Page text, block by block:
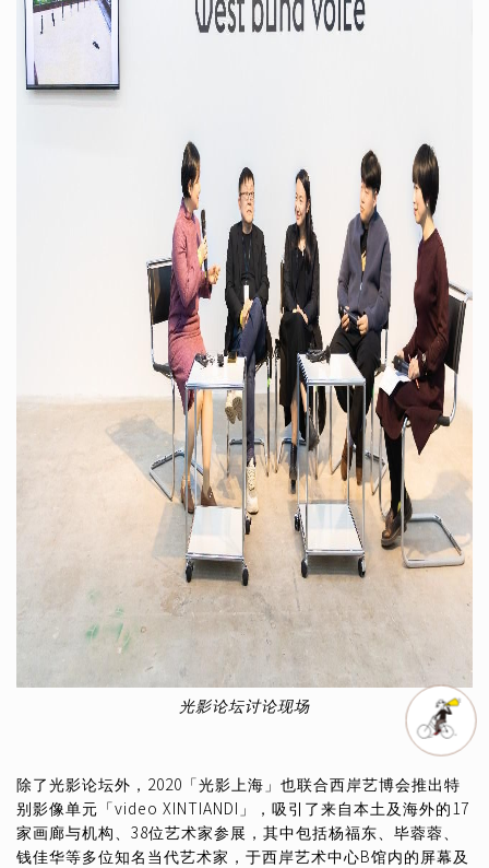
光影论坛讨论现场
除了光影论坛外，2020「光影上海」也联合西岸艺博会推出特
别影像单元「video XINTIANDI」，吸引了来自本土及海外的17
家画廊与机构、38位艺术家参展，其中包括杨福东、毕蓉蓉、
钱佳华等多位知名当代艺术家，于西岸艺术中心B馆内的屏幕及